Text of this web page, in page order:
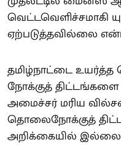
வெட்டவெளிச்சமாகி
ஏற்படுத்தவில்லை
தமிழ்நாட்டை
நோக்குத் திட்டங்களை
அமைச்சர் மரிய
தொலைநோக்குத்
அறிக்கையில்